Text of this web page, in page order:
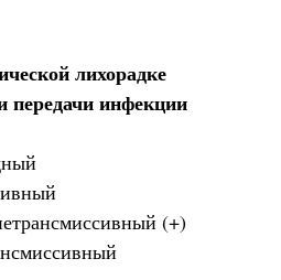
лихорадке
передачи инфекции
(+)